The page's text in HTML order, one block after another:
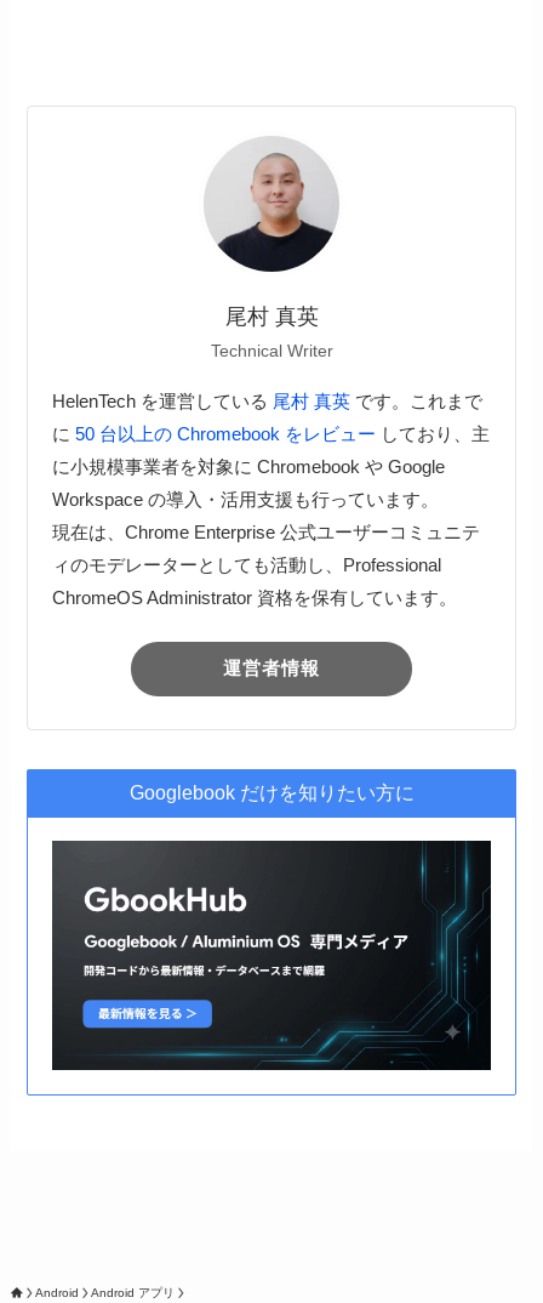
尾村 真英
Technical Writer
HelenTech を運営している 尾村 真英です。これまで
に 50 台以上の Chromebook をレビュー しており、主
に小規模事業者を対象に Chromebook や Google
Workspace の導入・活用支援も行っています。
現在は、Chrome Enterprise 公式ユーザーコミュニテ
ィのモデレーターとしても活動し、Professional
ChromeOS Administrator 資格を保有しています。
運営者情報
Googlebook だけを知りたい方に
Android Android アプリ